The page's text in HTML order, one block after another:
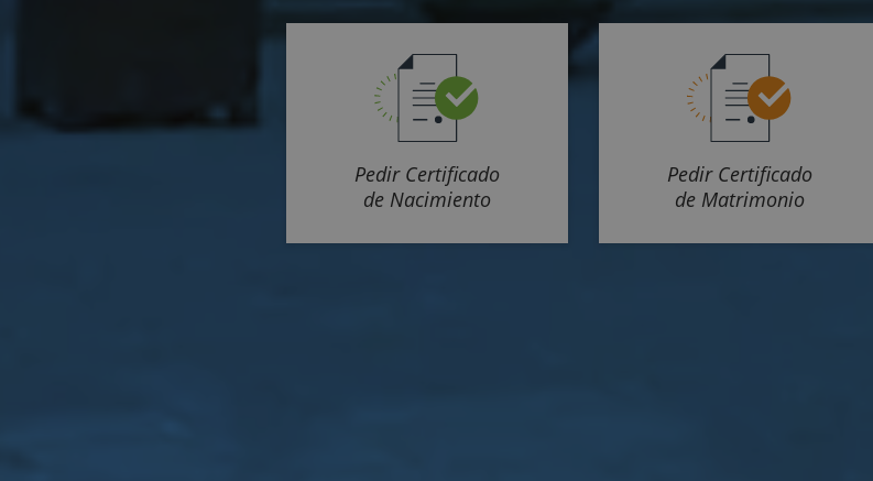
Pedir Certificado
de Nacimiento
Pedir Certificado
de Matrimonio